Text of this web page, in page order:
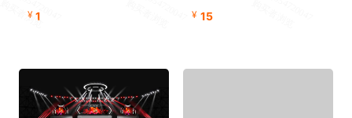
¥ 1
帮你赚钱
¥ 15